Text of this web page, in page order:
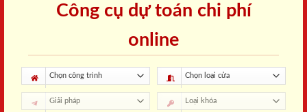
Công cụ dự toán chi phí
online